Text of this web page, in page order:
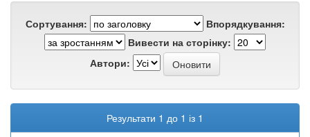
Сортування:
Впорядкування:
Вивести на сторінку:
Автори:
Результати 1 до 1 із 1